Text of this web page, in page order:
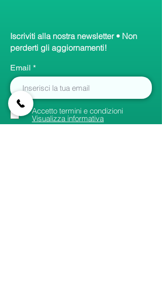
Iscriviti alla nostra newsletter • Non
perderti gli aggiornamenti!
Email
Accetto termini e condizioni
Visualizza informativa